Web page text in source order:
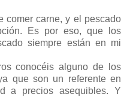
comer carne, y el pescado
Es por eso, que los
siempre están en mi
conocéis alguno de los
que son un referente en
a precios asequibles. Y